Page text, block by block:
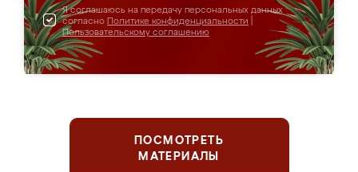
Я соглашаюсь на передачу персональных данных
согласно Политике конфиденциальности
Пользовательскому соглашению
ПОСМОТРЕТЬ
МАТЕРИАЛЫ